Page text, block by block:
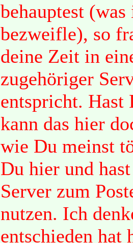
behauptest
bezweifle), so
deine Zeit in
zugehöriger
entspricht. Hast
kann das hier
wie Du meinst
Du hier und
Server zum
nutzen. Ich
entschieden